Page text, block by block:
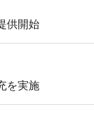
供開始
を実施